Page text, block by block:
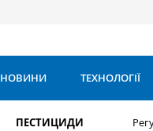
НОВИНИ ТЕХНОЛОГІЇ
ПЕСТИЦИДИ